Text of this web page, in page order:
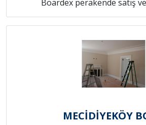
Boardex perakende satış
MECİDİYEKÖY